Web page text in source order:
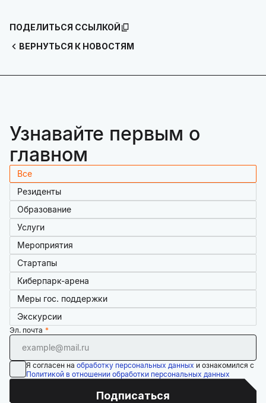
ВЕРНУТЬСЯ К НОВОСТЯМ
ПОДЕЛИТЬСЯ ССЫЛКОЙ
Узнавайте первым о
главном
Все
Резиденты
Образование
Услуги
Мероприятия
Стартапы
Киберпарк-арена
Меры гос. поддержки
Экскурсии
Эл. почта
Я согласен на обработку персональных данных и ознакомился с
Политикой в отношении обработки персональных данных
Подписаться